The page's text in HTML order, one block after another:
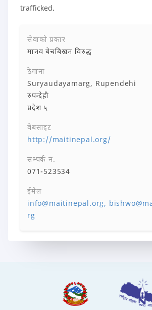
trafficked.
सेवाको प्रकार
मानव बेचबिखन विरुद्ध
ठेगाना
Suryaudayamarg, Rupendehi
रुपन्देही
प्रदेश ५
वेबसाइट
http://maitinepal.org/
सम्पर्क न.
071-523534
ईमेल
info@maitinepal.org,
rg